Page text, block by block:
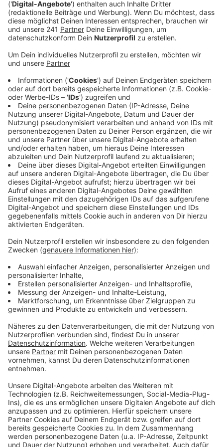
Veröffentlicht:Freitag, 13.02.2026 06:50
Anzeige
Wetter als Grund?
Anzeige
Dass weniger Jecke unterwegs waren, könnte am
Wetter gelegen haben. Möglicherweise war das dann
auch der Grund für einen verhältnismäßig ruhigen
Einsatztag, so die Polizei. In unserer jecken
Nachbarstadt Köln war auch weniger los. Dort gab es
aber vereinzelt größere Vorfälle, bei denen die
Beamten dann doch ordentlich zu tun hatten.
Anzeige
Weitere Meldungen aus unserer Stadt
Anzeige
ADAC-Rettungshubschrauber mit vielen Einsätzen bei
Oberbürgermeister zieht 100-Tage-Bilanz
Außenarbeiten am ehemaligen Kaufhof gestartet